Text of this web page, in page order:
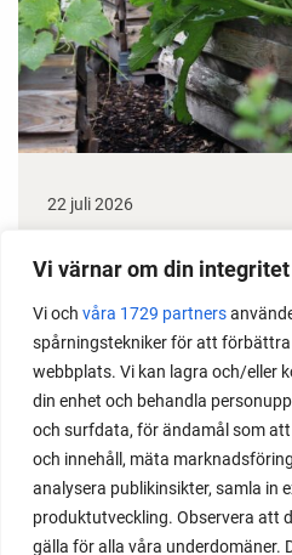
Vi värnar om din integritet
Vi och våra 1729 partners
spårningstekniker för att förbättra
webbplats. Vi kan lagra och/eller
din enhet och behandla
och surfdata, för ändamål som
och innehåll, mäta
analysera publikinsikter, samla in
produktutveckling. Observera att
gälla för alla våra underdomäner.
22 juli 2026
växter i en pallkrage
Perfekt om du vill odla